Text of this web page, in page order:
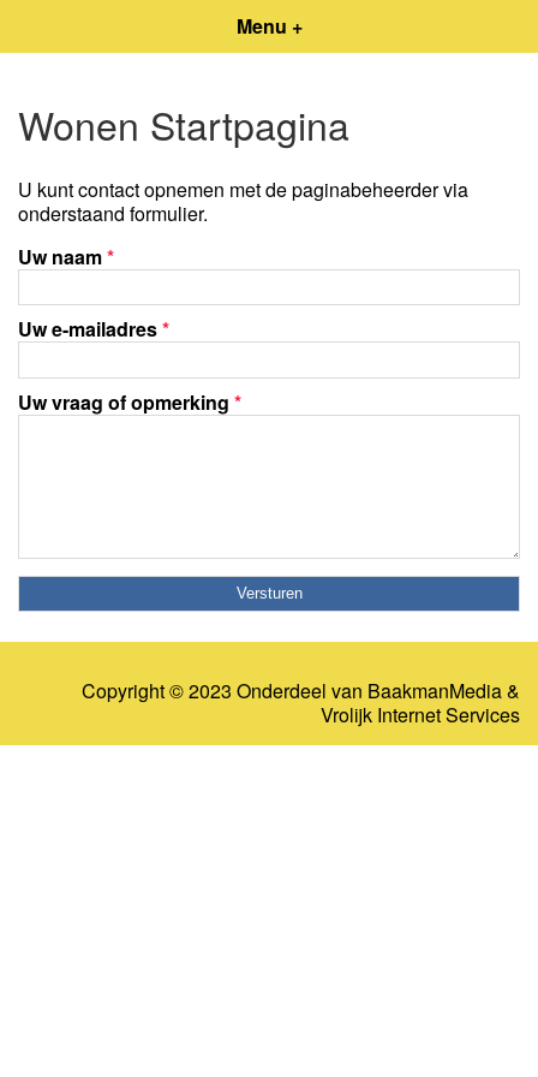
Menu +
Wonen Startpagina
U kunt contact opnemen met de paginabeheerder via
onderstaand formulier.
Uw naam*
Uw e-mailadres*
Uw vraag of opmerking *
Copyright © 2023 Onderdeel van BaakmanMedia&
Vrolijk Internet Services